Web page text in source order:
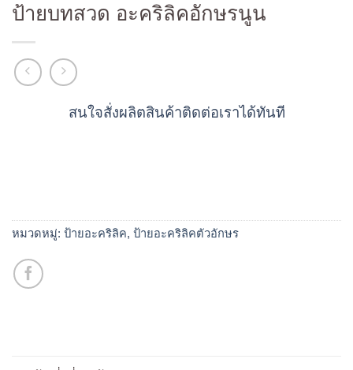
ป้ายบทสวด อะคริลิคอักษรนูน
สนใจสั่งผลิตสินค้าติดต่อเราได้ทันที
หมวดหมู่: ป้ายอะคริลิค, ป้ายอะคริลิคตัวอักษร